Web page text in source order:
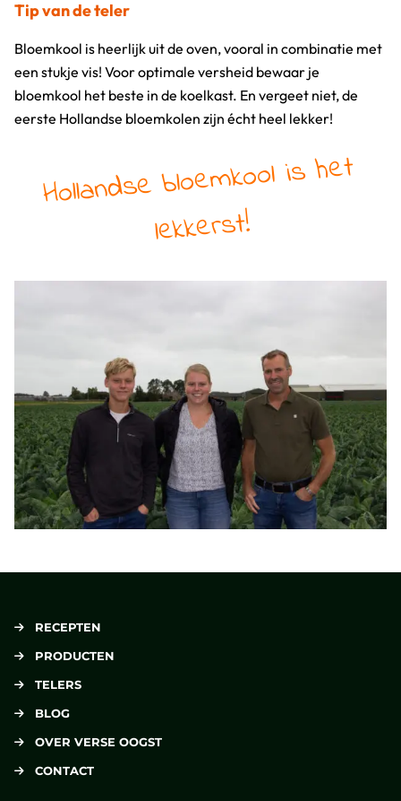
Tip van de teler
Bloemkool is heerlijk uit de oven, vooral in combinatie met
een stukje vis! Voor optimale versheid bewaar je
bloemkool het beste in de koelkast. En vergeet niet, de
eerste Hollandse bloemkolen zijn écht heel lekker!
Hollandse bloe
mkool is het
lekkerst!
RECEPTEN
PRODUCTEN
TELERS
BLOG
OVER VERSE OOGST
CONTACT